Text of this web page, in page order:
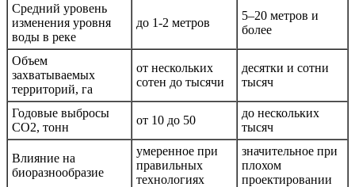
Средний уровень
изменения уровня
воды в реке
до 1-2 метров
5–20 метров и
более
Объем
захватываемых
территорий, га
от нескольких
сотен до тысячи
десятки и сотни
тысяч
Годовые выбросы
CO2, тонн
от 10 до 50
до нескольких
тысяч
Влияние на
биоразнообразие
умеренное при
правильных
технологиях
значительное при
плохом
проектировании